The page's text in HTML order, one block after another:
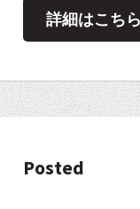
詳細はこち
Posted